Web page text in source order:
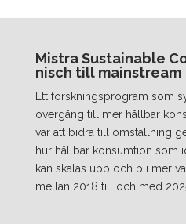
Mistra Sustainable
nisch till mainstream
Ett forskningsprogram som
övergång till mer hållbar
var att bidra till omställning
hur hållbar konsumtion som
kan skalas upp och bli mer
mellan 2018 till och med